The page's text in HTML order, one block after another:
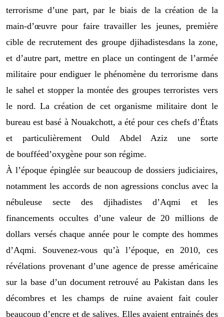
terrorisme d’une part, par le biais de la création de la
main-d’œuvre pour faire travailler les jeunes, première
cible de recrutement des groupe djihadistesdans la zone,
et d’autre part, mettre en place un contingent de l’armée
militaire pour endiguer le phénomène du terrorisme dans
le sahel et stopper la montée des groupes terroristes vers
le nord. La création de cet organisme militaire dont le
bureau est basé à Nouakchott, a été pour ces chefs d’États
et particulièrement Ould
Abdel Aziz une
sorte
de boufféed’oxygène pour son régime.
À l’époque épinglée sur beaucoup de dossiers judiciaires,
notamment les accords de non agressions conclus avec la
nébuleuse secte des djihadistes d’Aqmi et
les
financements occultes d’une valeur de 20 millions de
dollars versés chaque année pour le compte des hommes
d’Aqmi. Souvenez-vous qu’à l’époque,
en 2010, ces
révélations provenant d’une agence de presse américaine
sur la base d’un document retrouvé au Pakistan dans les
décombres et les champs de ruine avaient fait couler
beaucoup d’encre et de salives. Elles avaient entrainés des